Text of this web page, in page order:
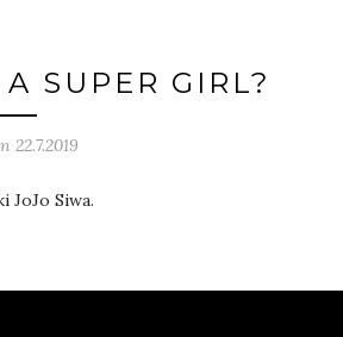
SUPER GIRL?
22.7.2019
JoJo Siwa.